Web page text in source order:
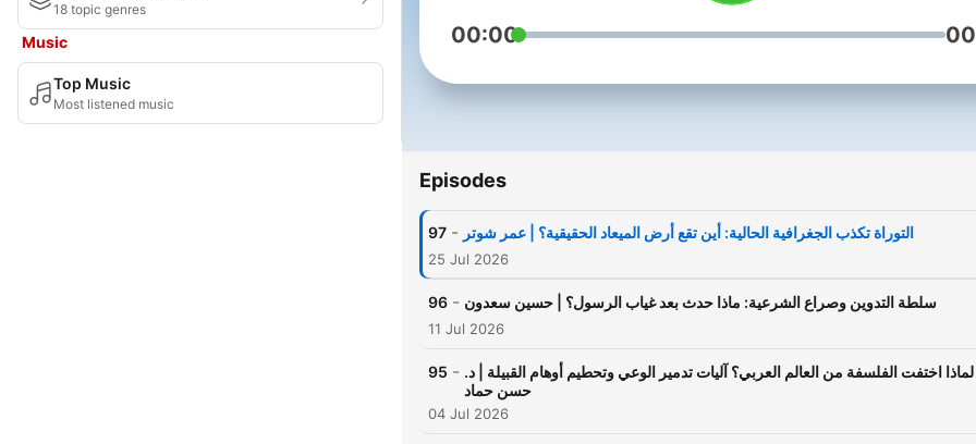
18 topic genres
Music
Top Music
Most listened music
00:00
Episodes
97 - التوراة تكذب الجغرافية الحالية: أين تقع أرض الميعاد الحقيقية؟ | عمر شوتر
25 Jul 2026
96 - سلطة التدوين وصراع الشرعية: ماذا حدث بعد غياب الرسول؟ | حسين سعدون
11 Jul 2026
95 - لماذا اختفت الفلسفة من العالم العربي؟ آليات تدمير الوعي وتحطيم أوهام القبيلة | د.
حسن حماد
04 Jul 2026